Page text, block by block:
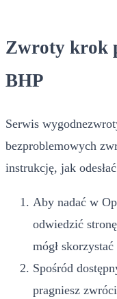
Zwroty krok
BHP
Serwis
bezproblemowych
instrukcję, jak
Aby nadać w
odwiedzić
mógł
Spośród
pragniesz